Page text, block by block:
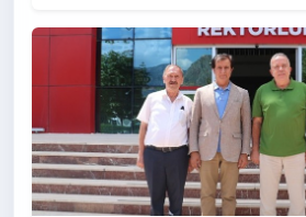
Çelik, Rektörümüz Sayın Prof. Dr.
nezaket ziyaretinde bulundu.